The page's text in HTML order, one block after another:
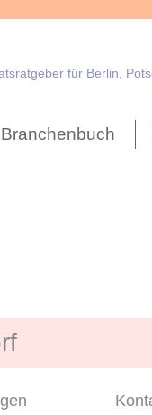
Branchenbuch